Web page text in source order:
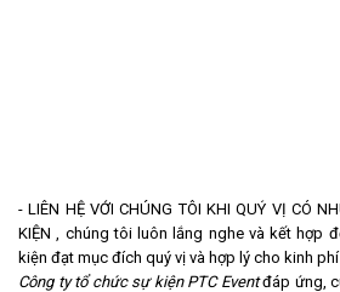
- LIÊN HỆ VỚI CHÚNG TÔI KHI QUÝ VỊ CÓ
KIỆN , chúng tôi luôn lắng nghe và kết hợp
kiện đạt mục đích quý vị và hợp lý cho kinh
Công ty tổ chức sự kiện PTC Eventđáp ứng,